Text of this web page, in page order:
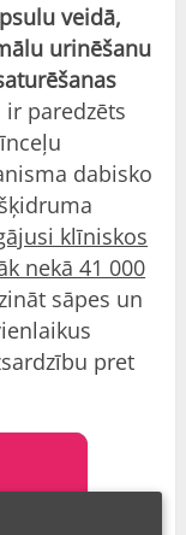
veidā,
urinēšanu
ir paredzēts
dabisko
klīniskos
nekā 41 000
sāpes un
pret